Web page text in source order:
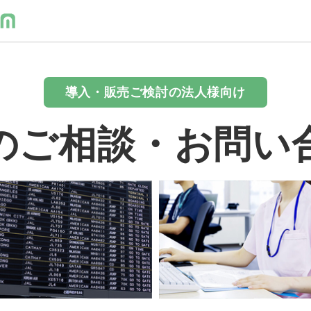
導入・販売ご検討の法人様向け
ご相談・お問い